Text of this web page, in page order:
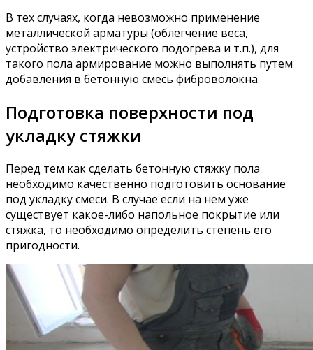
В тех случаях, когда невозможно применение
металлической арматуры (облегчение веса,
устройство электрического подогрева и т.п.), для
такого пола армирование можно выполнять путем
добавления в бетонную смесь фиброволокна.
Подготовка поверхности под
укладку стяжки
Перед тем как сделать бетонную стяжку пола
необходимо качественно подготовить основание
под укладку смеси. В случае если на нем уже
существует какое-либо напольное покрытие или
стяжка, то необходимо определить степень его
пригодности.